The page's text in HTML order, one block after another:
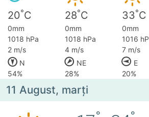
20°C 28°C 33°C
0mm 0mm 0mm
1018 hPa
1018 hPa 1016
2 m/s
4 m/s 7 m/s
N
NE E
54%
28% 20%
11 August, marţi